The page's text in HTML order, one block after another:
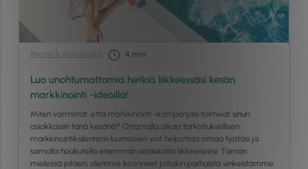
Myynti & Markkinointi 4 min
Luo unohtumattomia hetkiä liikkeessäsi kesän
markkinointi -ideoilla!
Miten varmistat, että markkinointi -kampanjasi toimivat sinun
asiakkaisiin tänä kesänä? Ottamalla aikaa tarkoituksellisen
markkinointikalenterin luomiseen voit helpottaa omaa työtäsi ja
samalla houkutella enemmän asiakkaita liikkeeseesi. Tämän
mielessä pitäen, olemme koonneet joitakin parhaista vinkeistämme